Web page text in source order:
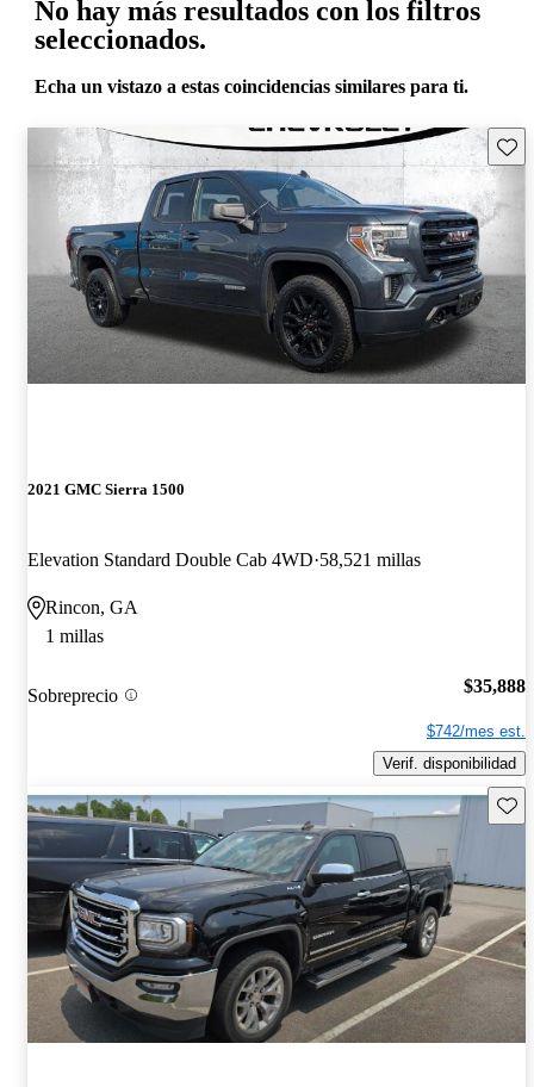
No hay más resultados con los filtros
seleccionados.
Echa un vistazo a estas coincidencias similares para ti.
2021 GMC Sierra 1500
Elevation Standard Double Cab 4WD 58,521 millas
Rincon, GA
1 millas
Sobreprecio $35,888
$742/mes est.
Verif. disponibilidad